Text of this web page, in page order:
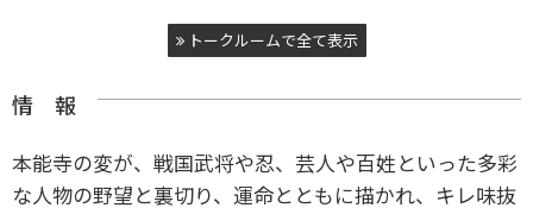
トークルームで全て表示
情 報
本能寺の変が、戦国武将や忍、芸人や百姓といった多彩
な人物の野望と裏切り、運命とともに描かれ、キレ味抜